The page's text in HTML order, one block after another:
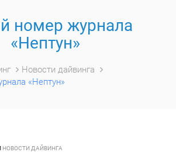
номер журнала
«Нептун»
Новости дайвинга
«Нептун»
НОВОСТИ ДАЙВИНГА